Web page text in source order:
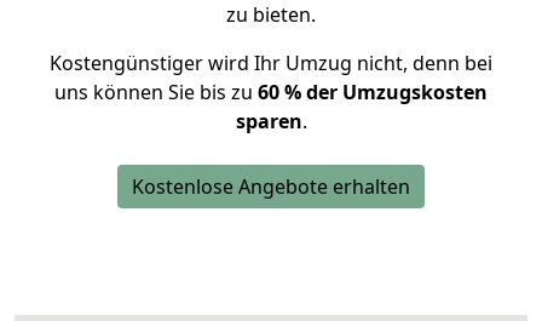
zu bieten.
Kostengünstiger wird Ihr Umzug nicht, denn bei
uns können Sie bis zu 60 % der Umzugskosten
sparen.
Kostenlose Angebote erhalten